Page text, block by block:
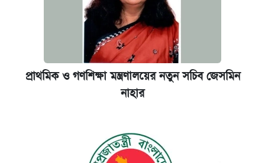
প্রাথমিক ও গণশিক্ষা মন্ত্রণালয়ের নতুন সচিব জেসমিন
নাহার